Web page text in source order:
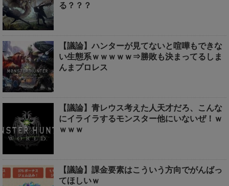
る？？？
【議論】ハンターが見てないと喧嘩もできな
い生態系ｗｗｗｗｗ⇒勝敗も決まってるしま
んまプロレス
【議論】青レウス考えた人天才だろ、こんな
にイライラするモンスター他にいないぜ！ｗ
ｗｗｗ
【議論】課金要素はこういう方向でがんばっ
てほしいｗ